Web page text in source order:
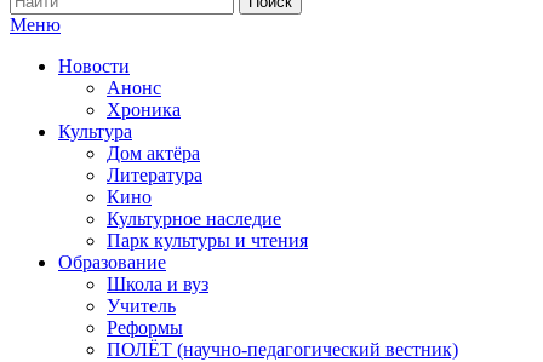
Меню
Новости
Анонс
Хроника
Культура
Дом актёра
Литература
Кино
Культурное наследие
Парк культуры и чтения
Образование
Школа и вуз
Учитель
Реформы
ПОЛЁТ (научно-педагогический вестник)